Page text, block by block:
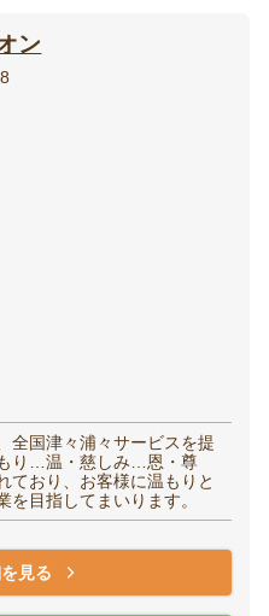
ン
全国津々浦々サービスを提
り…温・慈しみ…恩・尊
おり、お客様に温もりと
目指してまいります。
見る